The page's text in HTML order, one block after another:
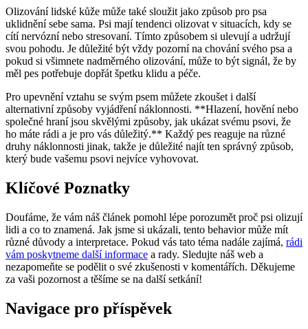
Olizování lidské kůže může také sloužit jako způsob pro psa
uklidnění sebe sama. Psi mají tendenci olizovat v situacích, kdy se
cítí nervózní nebo stresovaní. Tímto způsobem si ulevují a udržují
svou pohodu. Je důležité být vždy pozorní na chování svého psa a
pokud si všimnete nadměrného olizování, může to být signál, že by
měl pes potřebuje dopřát špetku klidu a péče.
Pro upevnění vztahu se svým psem můžete zkoušet i další
alternativní způsoby vyjádření náklonnosti. **Hlazení, hovění nebo
společné hraní jsou skvělými způsoby, jak ukázat svému psovi, že
ho máte rádi a je pro vás důležitý.** Každý pes reaguje na různé
druhy náklonnosti jinak, takže je důležité najít ten správný způsob,
který bude vašemu psovi nejvíce vyhovovat.
Klíčové Poznatky
Doufáme, že vám náš článek pomohl lépe porozumět proč psi olizují
lidi a co to znamená. Jak jsme si ukázali, tento behavior může mít
různé důvody a interpretace. Pokud vás tato téma nadále zajímá, rádi
vám poskytneme další informace a rady. Sledujte náš web a
nezapomeňte se podělit o své zkušenosti v komentářích. Děkujeme
za vaši pozornost a těšíme se na další setkání!
Navigace pro příspěvek